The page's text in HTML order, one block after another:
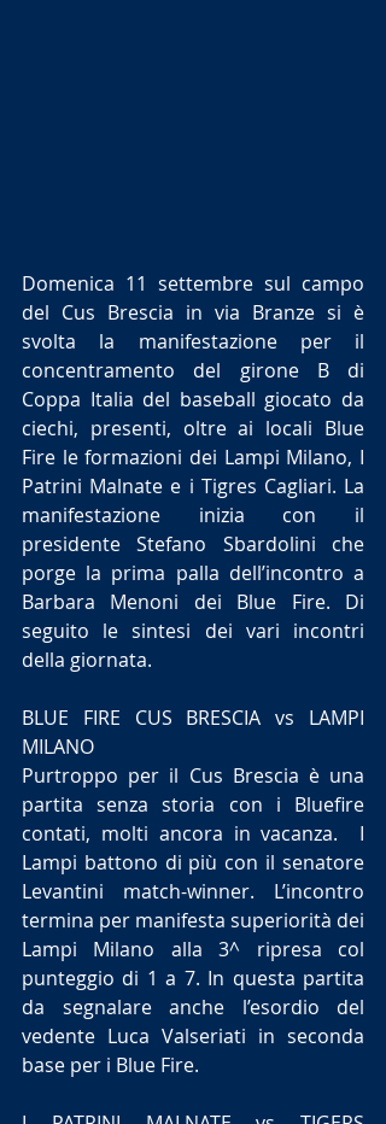
Domenica 11 settembre sul campo
del Cus Brescia in via Branze si è
svolta la manifestazione per il
concentramento del girone B di
Coppa Italia del baseball giocato da
ciechi, presenti, oltre ai locali Blue
Fire le formazioni dei Lampi Milano, I
Patrini Malnate e i Tigres Cagliari. La
manifestazione inizia con il
presidente Stefano Sbardolini che
porge la prima palla dell’incontro a
Barbara Menoni dei Blue Fire. Di
seguito le sintesi dei vari incontri
della giornata.
BLUE FIRE CUS BRESCIA vs LAMPI
MILANO
Purtroppo per il Cus Brescia è una
partita senza storia con i Bluefire
contati, molti ancora in vacanza.  I
Lampi battono di più con il senatore
Levantini match-winner. L’incontro
termina per manifesta superiorità dei
Lampi Milano alla 3^ ripresa col
punteggio di 1 a 7. In questa partita
da segnalare anche l’esordio del
vedente Luca Valseriati in seconda
base per i Blue Fire.